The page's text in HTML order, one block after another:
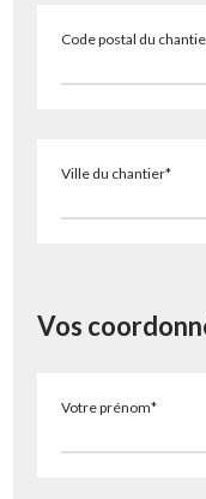
Code postal du
Ville du chantier*
Vos
Votre prénom*